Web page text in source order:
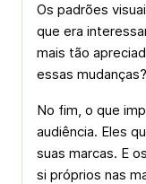
Os padrões
que era
mais tão
essas mudanças?
No fim, o que
audiência. Eles
suas marcas. E
si próprios nas